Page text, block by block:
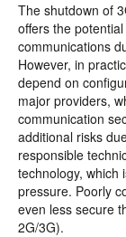
The shutdown of
offers the
communications
However, in
depend on
major providers,
communication
additional risks
responsible
technology, which
pressure. Poorly
even less secure
2G/3G).